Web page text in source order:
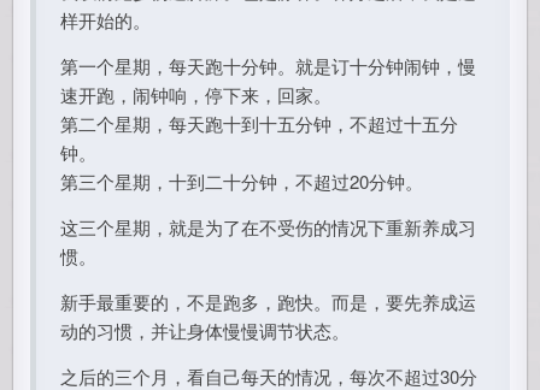
样开始的。
第一个星期，每天跑十分钟。就是订十分钟闹钟，慢
速开跑，闹钟响，停下来，回家。
第二个星期，每天跑十到十五分钟，不超过十五分
钟。
第三个星期，十到二十分钟，不超过20分钟。
这三个星期，就是为了在不受伤的情况下重新养成习
惯。
新手最重要的，不是跑多，跑快。而是，要先养成运
动的习惯，并让身体慢慢调节状态。
之后的三个月，看自己每天的情况，每次不超过30分